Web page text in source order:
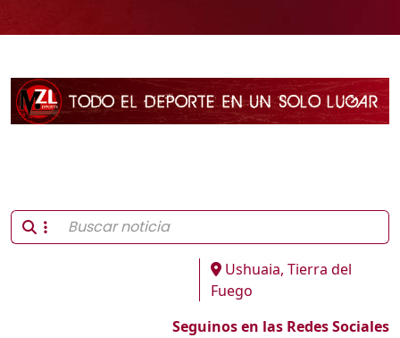
Ushuaia, Tierra del
Fuego
Seguinos en las Redes Sociales